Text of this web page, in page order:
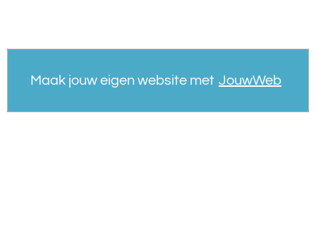
Maak jouw eigen website met JouwWeb